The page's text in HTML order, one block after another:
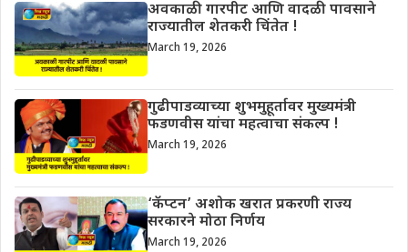
अवकाळी गारपीट आणि वादळी पावसाने
राज्यातील शेतकरी चिंतेत !
March 19, 2026
गुढीपाडव्याच्या शुभमुहूर्तावर मुख्यमंत्री
फडणवीस यांचा महत्वाचा संकल्प !
March 19, 2026
‘कॅप्टन’ अशोक खरात प्रकरणी राज्य
सरकारने मोठा निर्णय
March 19, 2026